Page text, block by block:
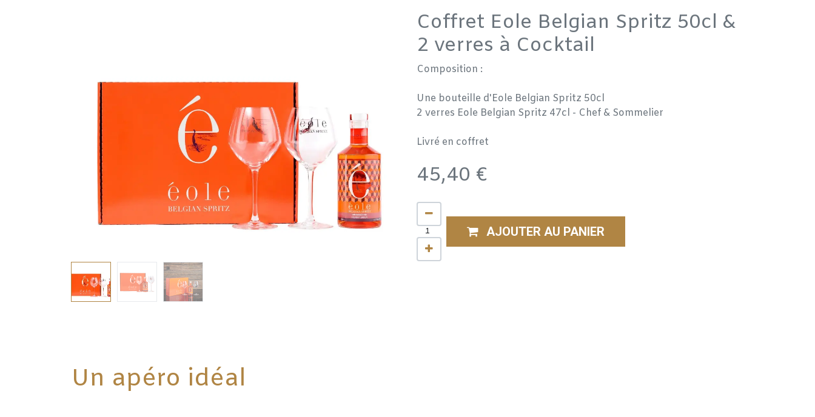
Coffret Eole Belgian Spritz 50cl &
2 verres à Cocktail
Composition :
Une bouteille d'Eole Belgian Spritz 50cl
2 verres Eole Belgian Spritz 47cl - Chef & Sommelier
Livré en coffret
45,40 €
AJOUTER AU PANIER
Un apéro idéal